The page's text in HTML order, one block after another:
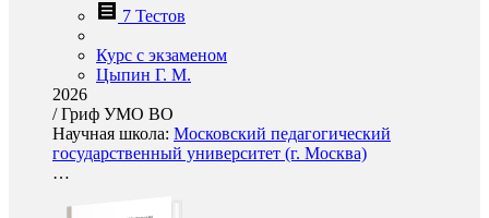
7 Тестов
Курс с экзаменом
Цыпин Г. М.
2026
/Гриф УМО ВО
Научная школа: Московский педагогический
государственный университет (г. Москва)
…